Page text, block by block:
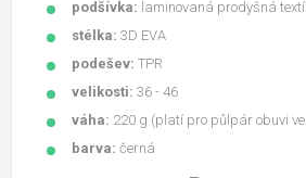
podšívka: laminovaná prodyšná
stélka: 3D EVA
podešev: TPR
velikosti: 36 - 46
váha: 220 g (platí pro půlpár obuvi ve
barva: černá